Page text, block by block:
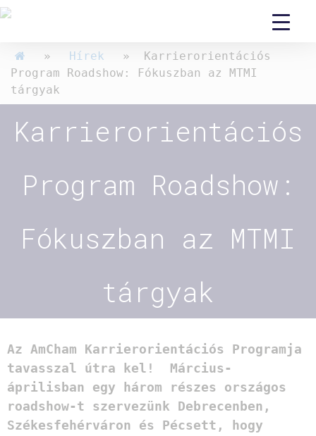
» Hírek
» Karrierorientációs
Program Roadshow: Fókuszban az MTMI
tárgyak
Karrierorientációs
Program Roadshow:
Fókuszban az MTMI
tárgyak
Az AmCham Karrierorientációs Programja
tavasszal útra kel! Március-
áprilisban egy három részes országos
roadshow-t szervezünk Debrecenben,
Székesfehérváron és Pécsett, hogy